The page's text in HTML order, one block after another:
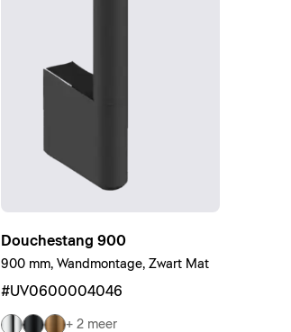
Douchestang 900
900 mm, Wandmontage, Zwart Mat
#UV0600004046
+ 2 meer